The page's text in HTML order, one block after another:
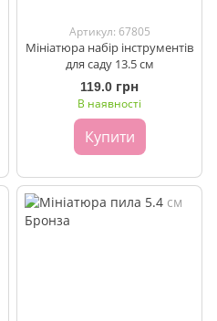
Артикул: 67805
Мініатюра набір інструментів
для саду 13.5 см
119.0 грн
В наявності
Купити